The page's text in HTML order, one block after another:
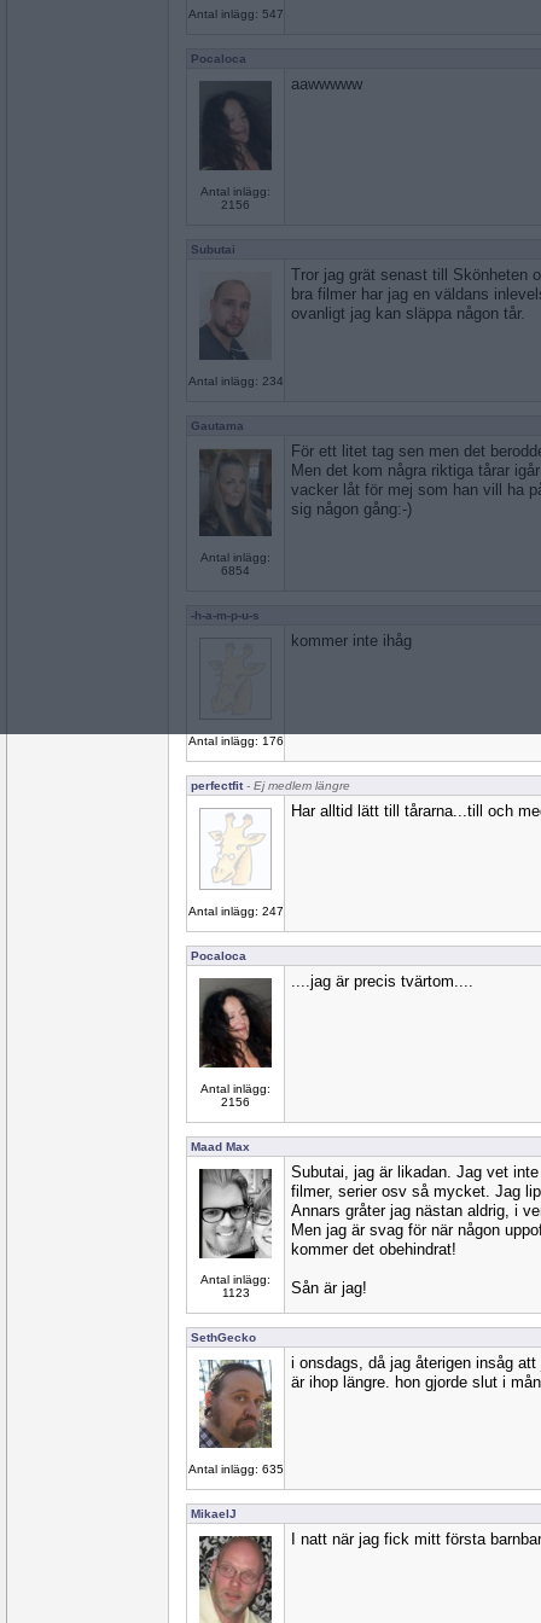
Antal inlägg: 547
Pocaloca
Antal inlägg:
2156
aawwwww
Subutai
Antal inlägg: 234
Tror jag grät senast till Skönheten
bra filmer har jag en väldans
ovanligt jag kan släppa någon tår.
Gautama
Antal inlägg:
6854
För ett litet tag sen men det
Men det kom några riktiga tårar
vacker låt för mej som han vill ha
sig någon gång:-)
-h-a-m-p-u-s
Antal inlägg: 176
kommer inte ihåg
perfectfit- Ej medlem längre
Antal inlägg: 247
Har alltid lätt till tårarna...till och
Pocaloca
Antal inlägg:
2156
....jag är precis tvärtom....
Maad Max
Antal inlägg:
1123
Subutai, jag är likadan. Jag vet
filmer, serier osv så mycket. Jag
Annars gråter jag nästan aldrig, i
Men jag är svag för när någon
kommer det obehindrat!
Sån är jag!
SethGecko
Antal inlägg: 635
i onsdags, då jag återigen insåg
är ihop längre. hon gjorde slut i
MikaelJ
I natt när jag fick mitt första